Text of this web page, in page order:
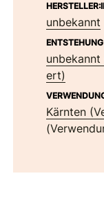
unbekannt
ENTSTEHUNG
ert)
Kärnten